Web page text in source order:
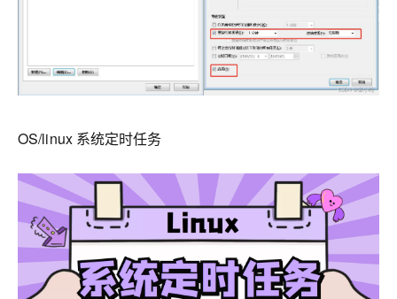
OS/linux 系统定时任务